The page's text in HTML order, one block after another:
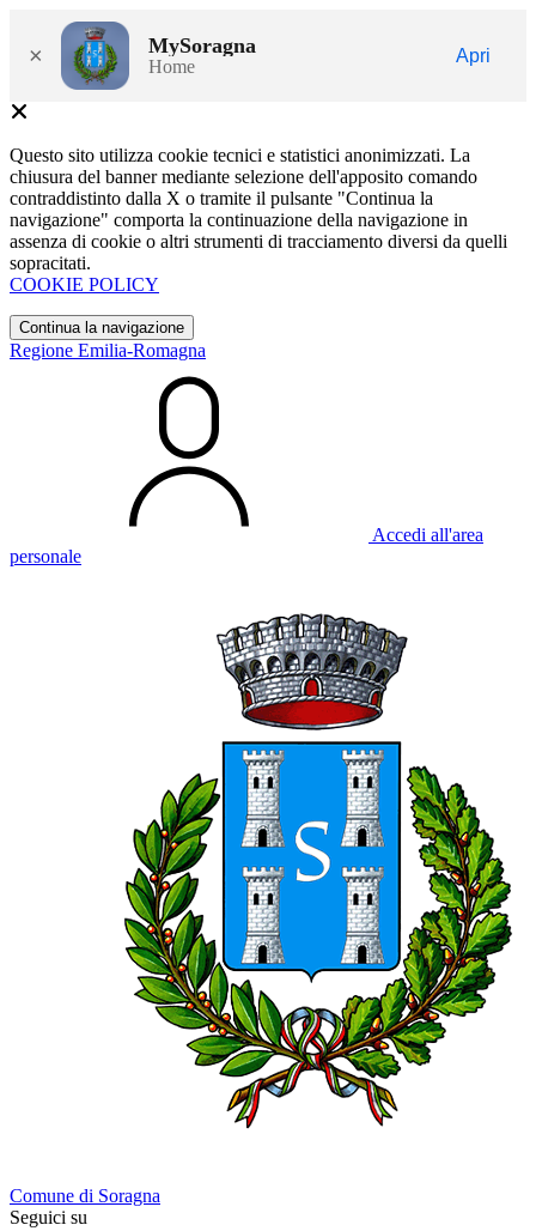
× MySoragna
Home
Apri
Questo sito utilizza cookie tecnici e statistici anonimizzati. La
chiusura del banner mediante selezione dell'apposito comando
contraddistinto dalla X o tramite il pulsante "Continua la
navigazione" comporta la continuazione della navigazione in
assenza di cookie o altri strumenti di tracciamento diversi da quelli
sopracitati.
COOKIE POLICY
Continua la navigazione
Regione Emilia-Romagna
Accedi all'area
personale
Comune di Soragna
Seguici su